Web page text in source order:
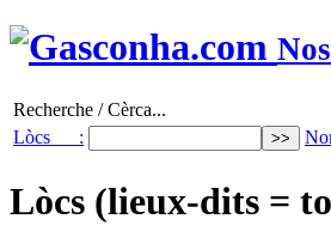
Recherche / Cèrca...
Lòcs :
Lòcs (lieux-dits =